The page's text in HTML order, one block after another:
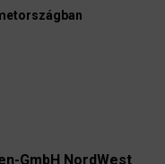
NordWest